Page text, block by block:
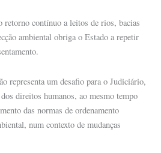
retorno contínuo a leitos de rios, bacias
ambiental obriga o Estado a repetir
representa um desafio para o Judiciário,
dos direitos humanos, ao mesmo tempo
das normas de ordenamento
num contexto de mudanças